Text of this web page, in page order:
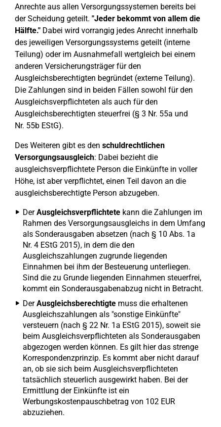
Anrechte aus allen Versorgungssystemen bereits bei
der Scheidung geteilt. "Jeder bekommt von allem die
Hälfte." Dabei wird vorrangig jedes Anrecht innerhalb
des jeweiligen Versorgungssystems geteilt (interne
Teilung) oder im Ausnahmefall wertgleich bei einem
anderen Versicherungsträger für den
Ausgleichsberechtigten begründet (externe Teilung).
Die Zahlungen sind in beiden Fällen sowohl für den
Ausgleichsverpflichteten als auch für den
Ausgleichsberechtigten steuerfrei (§ 3 Nr. 55a und
Nr. 55b EStG).
Des Weiteren gibt es den schuldrechtlichen
Versorgungsausgleich: Dabei bezieht die
ausgleichsverpflichtete Person die Einkünfte in voller
Höhe, ist aber verpflichtet, einen Teil davon an die
ausgleichsberechtigte Person abzugeben.
DerAusgleichsverpflichtete kann die Zahlungen im
Rahmen des Versorgungsausgleichs in dem Umfang
als Sonderausgaben absetzen (nach § 10 Abs. 1a
Nr. 4 EStG 2015), in dem die den
Ausgleichszahlungen zugrunde liegenden
Einnahmen bei ihm der Besteuerung unterliegen.
Sind die zu Grunde liegenden Einnahmen steuerfrei,
kommt ein Sonderausgabenabzug nicht in Betracht.
DerAusgleichsberechtigte muss die erhaltenen
Ausgleichszahlungen als "sonstige Einkünfte"
versteuern (nach § 22 Nr. 1a EStG 2015), soweit sie
beim Ausgleichsverpflichteten als Sonderausgaben
abgezogen werden können. Es gilt hier das strenge
Korrespondenzprinzip. Es kommt aber nicht darauf
an, ob sie sich beim Ausgleichsverpflichteten
tatsächlich steuerlich ausgewirkt haben. Bei der
Ermittlung der Einkünfte ist ein
Werbungskostenpauschbetrag von 102 EUR
abzuziehen.